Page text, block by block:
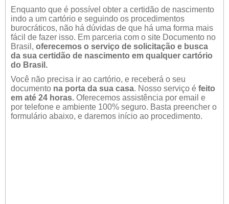
Enquanto que é possível obter a certidão de nascimento
indo a um cartório e seguindo os procedimentos
burocráticos, não há dúvidas de que há uma forma mais
fácil de fazer isso. Em parceria com o site Documento no
Brasil, oferecemos o serviço de solicitação e busca
da sua certidão de nascimento em qualquer cartório
do Brasil.
Você não precisa ir ao cartório, e receberá o seu
documento na porta da sua casa. Nosso serviço é feito
em até 24 horas. Oferecemos assistência por email e
por telefone e ambiente 100% seguro. Basta preencher o
formulário abaixo, e daremos início ao procedimento.